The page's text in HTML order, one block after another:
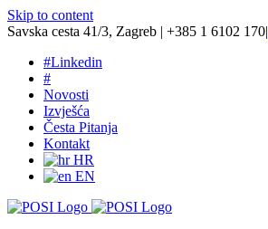
Skip to content
Savska cesta 41/3, Zagreb | +385 1 6102 170|
#Linkedin
#
Novosti
Izvješća
Česta Pitanja
Kontakt
HR
EN